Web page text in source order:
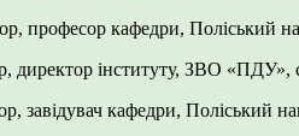
професор кафедри, Поліський
директор інституту, ЗВО «ПДУ»,
завідувач кафедри, Поліський